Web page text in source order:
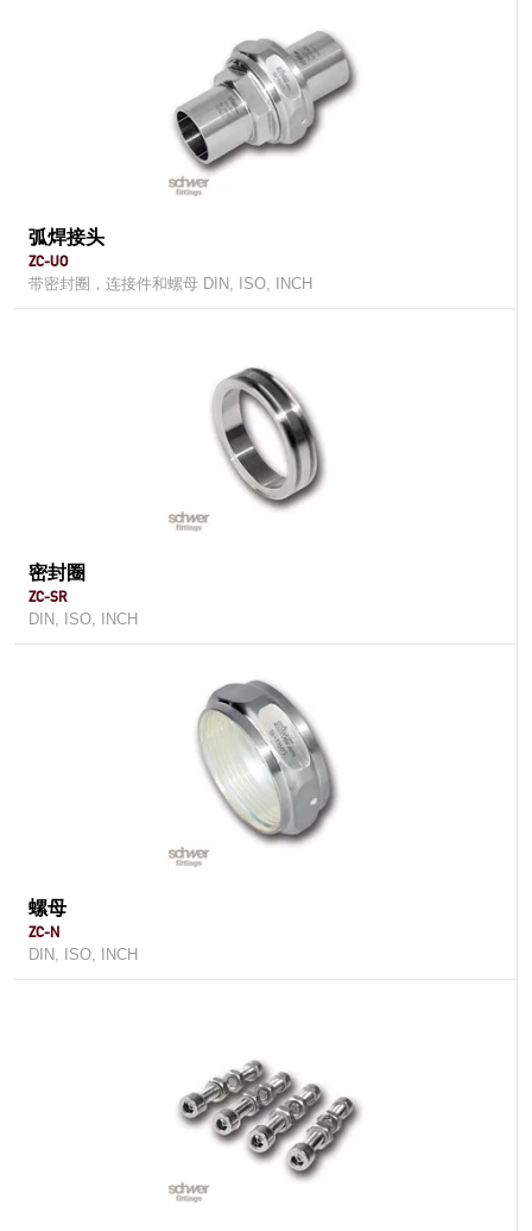
弧焊接头
ZC-UO
带密封圈，连接件和螺母 DIN, ISO, INCH
密封圈
ZC-SR
DIN, ISO, INCH
螺母
ZC-N
DIN, ISO, INCH